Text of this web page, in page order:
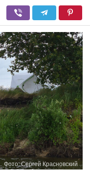
Фото: Сергей Красновский